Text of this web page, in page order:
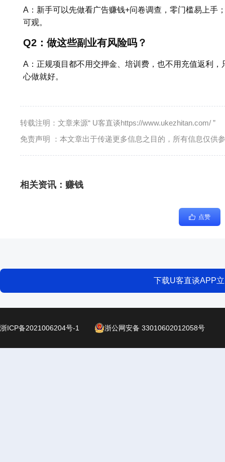
A：新手可以先做看广告赚钱+问卷调查，零门槛易上手
可观。
Q2：做这些副业有风险吗？
A：正规项目都不用交押金、培训费，也不用充值返利
心做就好。
转载注明：文章来源“ U客直谈https://www.ukezhitan.com/ ”
免责声明 ：本文章出于传递更多信息之目的，所有信息仅供
相关资讯： 赚钱
点赞
下载U客直谈APP
浙ICP备2021006204号-1 浙公网安备 33010602012058号